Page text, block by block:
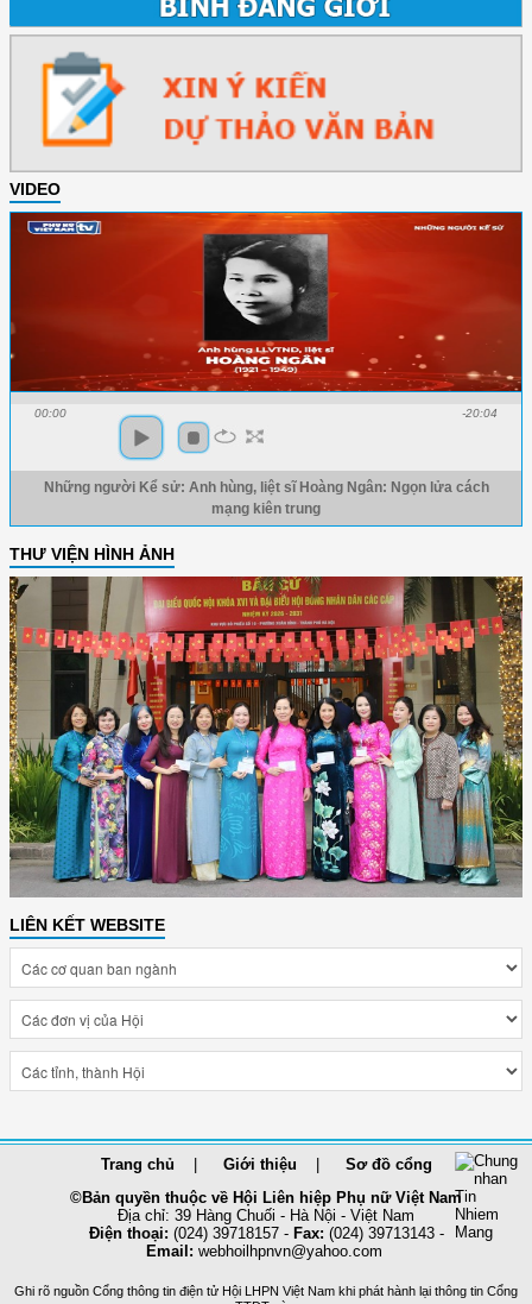
VIDEO
00:00 -20:04
Những người Kể sử: Anh hùng, liệt sĩ Hoàng Ngân: Ngọn lửa cách
mạng kiên trung
THƯ VIỆN HÌNH ẢNH
LIÊN KẾT WEBSITE
Trang chủ Giới thiệu
Sơ đồ cổng
©Bản quyền thuộc về Hội Liên hiệp Phụ nữ Việt Nam
Địa chỉ: 39 Hàng Chuối - Hà Nội - Việt Nam
Điện thoại: (024) 39718157 - Fax: (024) 39713143 -
Email: webhoilhpnvn@yahoo.com
Ghi rõ nguồn Cổng thông tin điện tử Hội LHPN Việt Nam khi phát hành lại thông tin Cổng